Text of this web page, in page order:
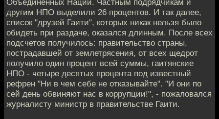
Объединенных Наций. Частным подрядчикам и
другим НПО выделили 26 процентов. И так далее,
список "друзей Гаити", которых никак нельзя было
обидеть при раздаче, оказался длинным. После всех
подсчетов получилось: правительство страны,
пострадавшей от землетрясения, от всех щедрот
получило один процент всей суммы, гаитянские
НПО - четыре десятых процента под известный
рефрен "Ни в чем себе не отказывайте". "И они по
сей день обвиняют нас в коррупции!", - пожаловался
журналисту министр в правительстве Гаити.